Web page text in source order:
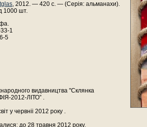
, 2012. — 420 с. — (Серія: альманахи).
1000 шт.
1
5
видавництва "Склянка
2012-ЛІТО” .
у червніі 2012 року .
до 28 травня 2012 року.